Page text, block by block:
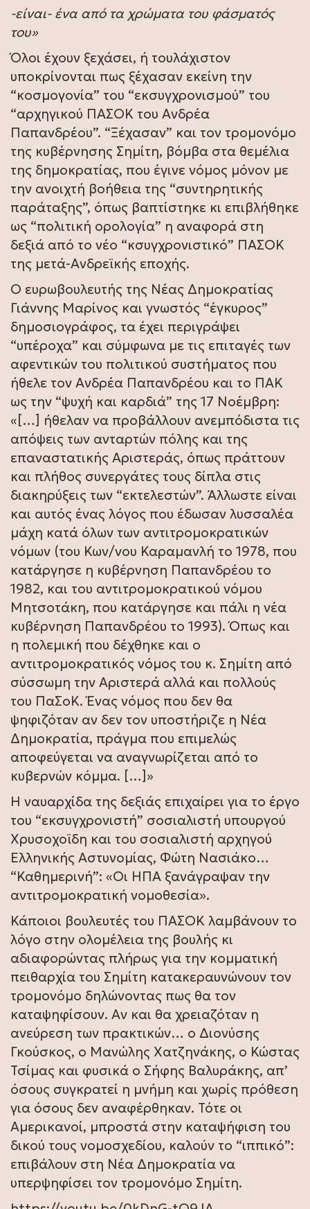
-είναι- ένα από τα χρώματα του φάσματός
του»
Όλοι έχουν ξεχάσει, ή τουλάχιστον
υποκρίνονται πως ξέχασαν εκείνη την
“κοσμογονία” του “εκσυγχρονισμού” του
“αρχηγικού ΠΑΣΟΚ του Ανδρέα
Παπανδρέου”. “Ξέχασαν” και τον τρομονόμο
της κυβέρνησης Σημίτη, βόμβα στα θεμέλια
της δημοκρατίας, που έγινε νόμος μόνον με
την ανοιχτή βοήθεια της “συντηρητικής
παράταξης”, όπως βαπτίστηκε κι επιβλήθηκε
ως “πολιτική ορολογία” η αναφορά στη
δεξιά από το νέο “κσυγχρονιστικό” ΠΑΣΟΚ
της μετά-Ανδρεϊκής εποχής.
Ο ευρωβουλευτής της Νέας Δημοκρατίας
Γιάννης Μαρίνος και γνωστός “έγκυρος”
δημοσιογράφος, τα έχει περιγράψει
“υπέροχα” και σύμφωνα με τις επιταγές των
αφεντικών του πολιτικού συστήματος που
ήθελε τον Ανδρέα Παπανδρέου και το ΠΑΚ
ως την “ψυχή και καρδιά” της 17 Νοέμβρη:
«[…] ήθελαν να προβάλλουν ανεμπόδιστα τις
απόψεις των ανταρτών πόλης και της
επαναστατικής Αριστεράς, όπως πράττουν
και πλήθος συνεργάτες τους δίπλα στις
διακηρύξεις των “εκτελεστών”. Άλλωστε είναι
και αυτός ένας λόγος που έδωσαν λυσσαλέα
μάχη κατά όλων των αντιτρομοκρατικών
νόμων (του Κων/νου Καραμανλή το 1978, που
κατάργησε η κυβέρνηση Παπανδρέου το
1982, και του αντιτρομοκρατικού νόμου
Μητσοτάκη, που κατάργησε και πάλι η νέα
κυβέρνηση Παπανδρέου το 1993). Όπως και
η πολεμική που δέχθηκε και ο
αντιτρομοκρατικός νόμος του κ. Σημίτη από
σύσσωμη την Αριστερά αλλά και πολλούς
του ΠαΣοΚ. Ένας νόμος που δεν θα
ψηφιζόταν αν δεν τον υποστήριζε η Νέα
Δημοκρατία, πράγμα που επιμελώς
αποφεύγεται να αναγνωρίζεται από το
κυβερνών κόμμα. […]»
Η ναυαρχίδα της δεξιάς επιχαίρει για το έργο
του “εκσυγχρονιστή” σοσιαλιστή υπουργού
Χρυσοχοϊδη και του σοσιαλιστή αρχηγού
Ελληνικής Αστυνομίας, Φώτη Νασιάκο…
“Καθημερινή”: «Οι ΗΠΑ ξανάγραψαν την
αντιτρομοκρατική νομοθεσία».
Κάποιοι βουλευτές του ΠΑΣΟΚ λαμβάνουν το
λόγο στην ολομέλεια της βουλής κι
αδιαφορώντας πλήρως για την κομματική
πειθαρχία του Σημίτη κατακεραυνώνουν τον
τρομονόμο δηλώνοντας πως θα τον
καταψηφίσουν. Αν και θα χρειαζόταν η
ανεύρεση των πρακτικών… ο Διονύσης
Γκούσκος, ο Μανώλης Χατζηνάκης, ο Κώστας
Τσίμας και φυσικά ο Σήφης Βαλυράκης, απ’
όσους συγκρατεί η μνήμη και χωρίς πρόθεση
για όσους δεν αναφέρθηκαν. Τότε οι
Αμερικανοί, μπροστά στην καταψήφιση του
δικού τους νομοσχεδίου, καλούν το “ιππικό”:
επιβάλουν στη Νέα Δημοκρατία να
υπερψηφίσει τον τρομονόμο Σημίτη.